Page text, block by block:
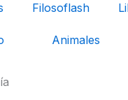
Filosoflash
Animales